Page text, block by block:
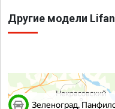
Другие модели Lifan